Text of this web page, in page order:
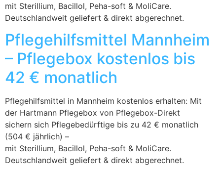
mit Sterillium, Bacillol, Peha-soft & MoliCare.
Deutschlandweit geliefert & direkt abgerechnet.
Pflegehilfsmittel Mannheim
– Pflegebox kostenlos bis
42 € monatlich
Pflegehilfsmittel in Mannheim kostenlos erhalten: Mit
der Hartmann Pflegebox von Pflegebox-Direkt
sichern sich Pflegebedürftige bis zu 42 € monatlich
(504 € jährlich) –
mit Sterillium, Bacillol, Peha-soft & MoliCare.
Deutschlandweit geliefert & direkt abgerechnet.